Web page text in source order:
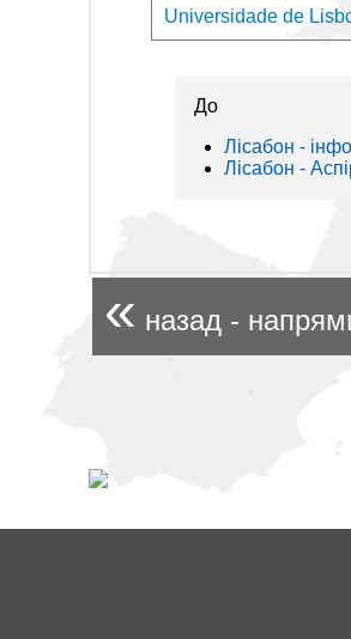
Universidade de
До
Лісабон -
Лісабон -
« назад -